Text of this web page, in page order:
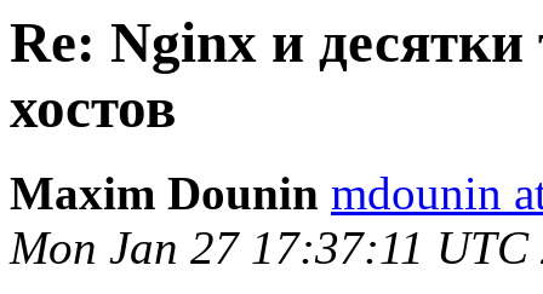
Re: Nginx и
хостов
Maxim Dounin mdounin
Mon Jan 27 17:37:11 UTC